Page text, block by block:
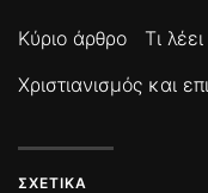
Κύριο άρθρο Τι
Χριστιανισμός και
ΣΧΕΤΙΚΆ